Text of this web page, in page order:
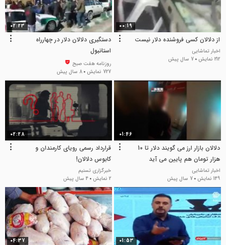
00:19
از دلالان کسی فروشنده دلار نیست
اخبار تماشایی
212 نمایش
7 سال پیش
02:23
دستگیری دلالان دلار در چهارراه
استانبول
روزنامه هفت صبح
727 نمایش
8 سال پیش
01:46
دلالان بازار ارز می گویند دلار تا 10
هزار تومان هم پایین می آید
اخبار تماشایی
149 نمایش
7 سال پیش
02:28
قرارداد رسمی رویای کارمندان و
کابوس دلالان!
خبرگزاری تسنیم
2 نمایش
4 سال پیش
01:53
04:37